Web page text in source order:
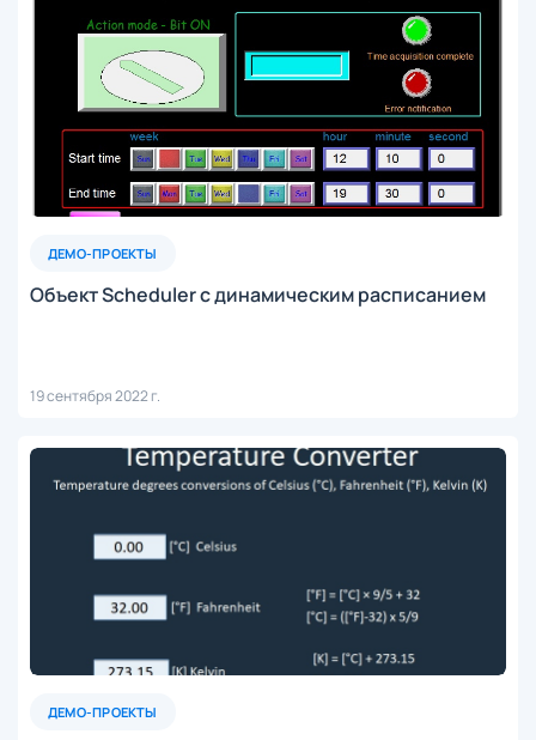
ДЕМО-ПРОЕКТЫ
Объект Scheduler с динамическим расписанием
19 сентября 2022 г.
ДЕМО-ПРОЕКТЫ